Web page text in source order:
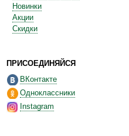
Новинки
Акции
Скидки
ПРИСОЕДИНЯЙСЯ
ВКонтакте
Одноклассники
Instagram